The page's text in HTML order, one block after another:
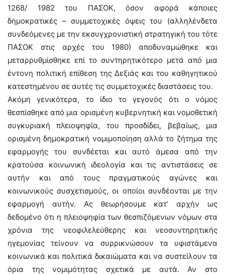
1268/ 1982 του ΠΑΣΟΚ, όσον αφορά κάποιες
δημοκρατικές – συμμετοχικές όψεις του (αλληλένδετα
συνδεόμενες με την εκσυγχρονιστική στρατηγική του τότε
ΠΑΣΟΚ στις αρχές του 1980) αποδυναμώθηκε και
μεταρρυθμίσθηκε επί το συντηρητικότερο μετά από μια
έντονη πολιτική επίθεση της Δεξιάς και του καθηγητικού
κατεστημένου σε αυτές τις συμμετοχικές διαστάσεις του.
Ακόμη γενικότερα, το ίδιο το γεγονός ότι ο νόμος
θεσπίσθηκε από μια ορισμένη κυβερνητική και νομοθετική
συγκυριακή πλειοψηφία, του προσδίδει, βεβαίως, μια
ορισμένη δημοκρατική νομιμοποίηση αλλά το ζήτημα της
εφαρμογής του συνδέεται και αυτό άμεσα από την
κρατούσα κοινωνική ιδεολογία και τις αντιστάσεις σε
αυτήν και από τους πραγματικούς αγώνες και
κοινωνικούς συσχετισμούς, οι οποίοι συνδέονται με την
εφαρμογή αυτήν. Ας θεωρήσουμε κατ’ αρχήν ως
δεδομένο ότι η πλειοψηφία των θεσπιζόμενων νόμων στα
χρόνια της νεοφιλελεύθερης και νεοσυντηρητικής
ηγεμονίας τείνουν να συρρικνώσουν τα υφιστάμενα
κοινωνικά και πολιτικά δικαιώματα και να συστείλουν τα
όρια της νομιμότητας σχετικά με αυτά. Αν στο